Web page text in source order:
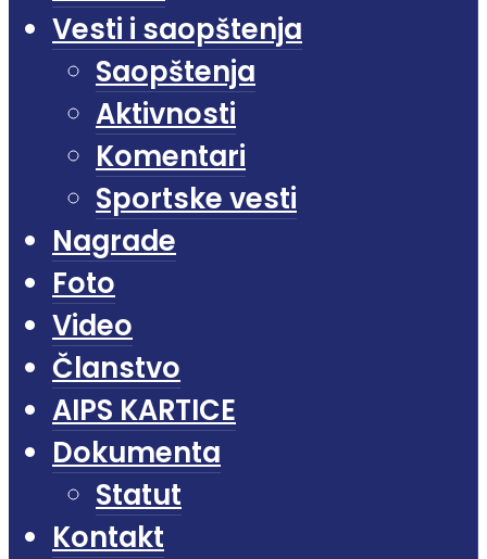
Vesti i saopštenja
Saopštenja
Aktivnosti
Komentari
Sportske vesti
Nagrade
Foto
Video
Članstvo
AIPS KARTICE
Dokumenta
Statut
Kontakt